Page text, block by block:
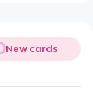
New cards